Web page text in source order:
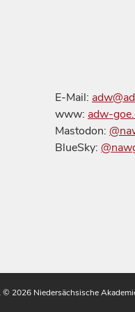
E-Mail:
www: adw-
Mastodon:
BlueSky:
© 2026 Niedersächsische